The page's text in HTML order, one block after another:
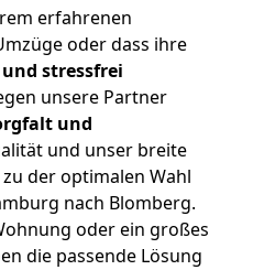
erfahrenen
oder dass ihre
stressfrei
unsere Partner
und
und unser breite
der optimalen Wahl
nach Blomberg.
oder ein großes
die passende Lösung